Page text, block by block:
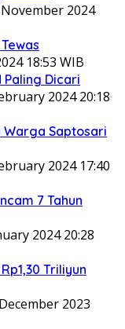
2024
18:53 WIB
Paling Dicari
2024 20:18
Warga Saptosari
2024 17:40
7 Tahun
2024 20:28
Triliyun
2023